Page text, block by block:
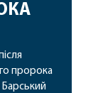
пророка
Барський